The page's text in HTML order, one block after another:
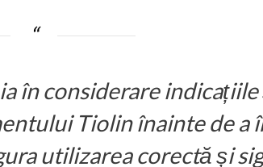
în considerare indicațiile
Tiolin înainte de a
utilizarea corectă și